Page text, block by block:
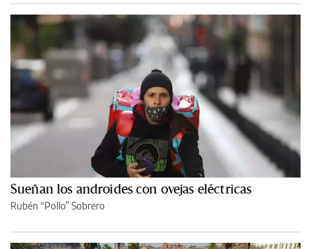
Sueñan los androides con ovejas eléctricas
Rubén “Pollo” Sobrero